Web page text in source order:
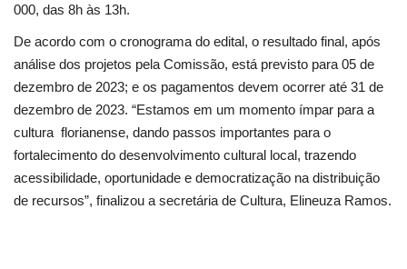
000, das 8h às 13h.
De acordo com o cronograma do edital, o resultado final, após
análise dos projetos pela Comissão, está previsto para 05 de
dezembro de 2023; e os pagamentos devem ocorrer até 31 de
dezembro de 2023. “Estamos em um momento ímpar para a
cultura florianense, dando passos importantes para o
fortalecimento do desenvolvimento cultural local, trazendo
acessibilidade, oportunidade e democratização na distribuição
de recursos”, finalizou a secretária de Cultura, Elineuza Ramos.